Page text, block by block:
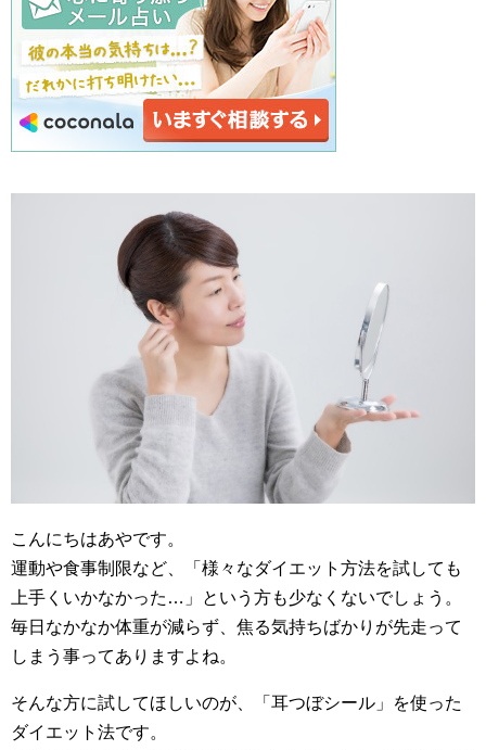
こんにちはあやです。
運動や食事制限など、「様々なダイエット方法を試しても
上手くいかなかった…」という方も少なくないでしょう。
毎日なかなか体重が減らず、焦る気持ちばかりが先走って
しまう事ってありますよね。
そんな方に試してほしいのが、「耳つぼシール」を使った
ダイエット法です。